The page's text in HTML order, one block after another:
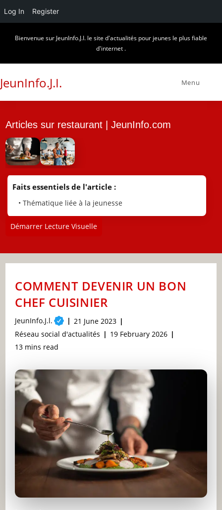
Log In Register
Bienvenue sur JeunInfo.J.I. le site d'actualités pour jeunes le plus fiable
d'internet .
JeunInfo.J.I. Menu
Articles sur restaurant | JeunInfo.com
Faits essentiels de l'article :
• Thématique liée à la jeunesse
Démarrer Lecture Visuelle
COMMENT DEVENIR UN BON
CHEF CUISINIER
Post
author:
JeunInfo.J.l.
Post
published:
21 June 2023
Post
category:
Réseau social d'actualités
Post
19 February 2026
Reading
13 mins read